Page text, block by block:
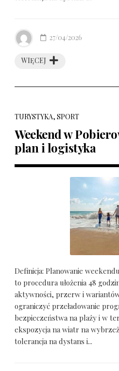
WIĘCEJ
27/04/2026
TURYSTYKA, SPORT
Weekend w
plan i logistyka
Definicja: Planowanie
to procedura ułożenia 48
aktywności, przerw i
ograniczyć przeładowanie
bezpieczeństwa na plaży i w
ekspozycja na wiatr na
tolerancja na dystans i...